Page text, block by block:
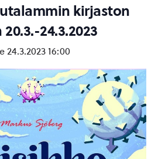
kirjaston
24.3.2023
24.3.2023 16:00